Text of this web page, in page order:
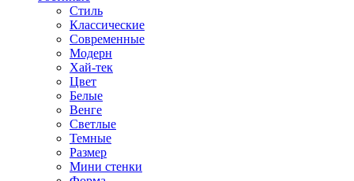
Стиль
Классические
Современные
Модерн
Хай-тек
Цвет
Белые
Венге
Светлые
Темные
Размер
Мини стенки